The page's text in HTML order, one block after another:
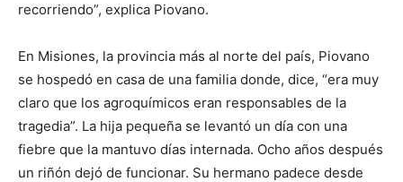
recorriendo”, explica Piovano.
En Misiones, la provincia más al norte del país, Piovano
se hospedó en casa de una familia donde, dice, “era muy
claro que los agroquímicos eran responsables de la
tragedia”. La hija pequeña se levantó un día con una
fiebre que la mantuvo días internada. Ocho años después
un riñón dejó de funcionar. Su hermano padece desde